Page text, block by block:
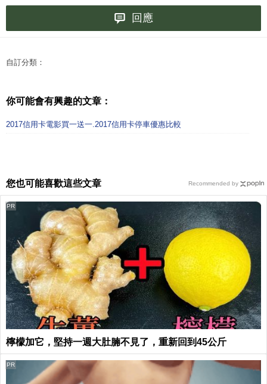
回應
自訂分類：
你可能會有興趣的文章：
2017信用卡電影買一送一.2017信用卡停車優惠比較
您也可能喜歡這些文章
檸檬加它，堅持一週大肚腩不見了，重新回到45公斤
PR
PR
Recommended by